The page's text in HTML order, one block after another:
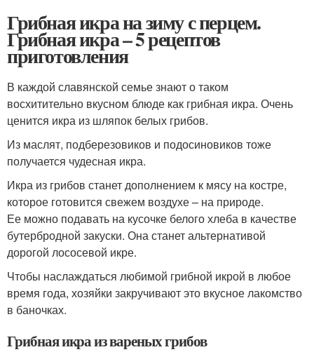
Грибная икра на зиму с перцем.
Грибная икра – 5 рецептов
приготовления
В каждой славянской семье знают о таком
восхитительно вкусном блюде как грибная икра. Очень
ценится икра из шляпок белых грибов.
Из маслят, подберезовиков и подосиновиков тоже
получается чудесная икра.
Икра из грибов станет дополнением к мясу на костре,
которое готовится свежем воздухе – на природе.
Ее можно подавать на кусочке белого хлеба в качестве
бутербродной закуски. Она станет альтернативой
дорогой лососевой икре.
Чтобы наслаждаться любимой грибной икрой в любое
время года, хозяйки закручивают это вкусное лакомство
в баночках.
Грибная икра из вареных грибов